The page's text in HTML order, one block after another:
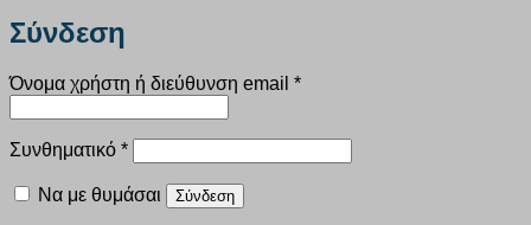
Σύνδεση
Όνομα χρήστη ή διεύθυνση email *Απαιτείται
Συνθηματικό *Απαιτείται
Να με θυμάσαι Σύνδεση